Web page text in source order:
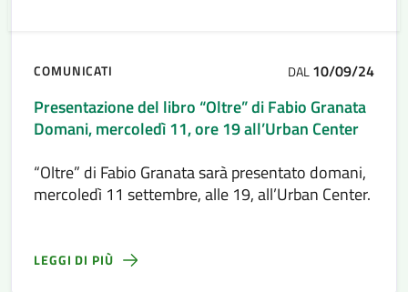
COMUNICATI DAL10/09/24
Presentazione del libro “Oltre” di Fabio Granata
Domani, mercoledì 11, ore 19 all’Urban Center
“Oltre” di Fabio Granata sarà presentato domani,
mercoledì 11 settembre, alle 19, all’Urban Center.
LEGGI DI PIÙ